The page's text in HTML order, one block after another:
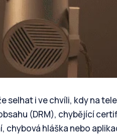
selhat i ve chvíli, kdy na
(DRM), chybějící
chybová hláška nebo